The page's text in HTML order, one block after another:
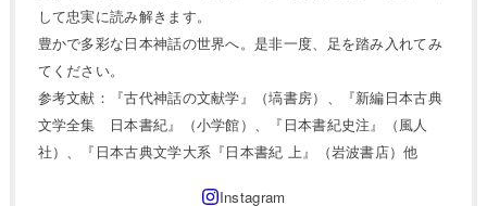
して忠実に読み解きます。
豊かで多彩な日本神話の世界へ。是非一度、足を踏み入れてみ
てください。
参考文献：『古代神話の文献学』（塙書房）、『新編日本古典
文学全集 日本書紀』（小学館）、『日本書紀史注』（風人
社）、『日本古典文学大系『日本書紀 上』（岩波書店）他